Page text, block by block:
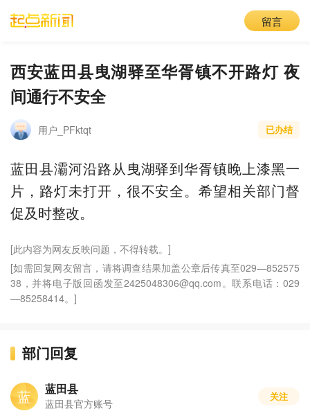
留言
西安蓝田县曳湖驿至华胥镇不开路灯 夜
间通行不安全
用户_PFktqt 已办结
蓝田县灞河沿路从曳湖驿到华胥镇晚上漆黑一
片，路灯未打开，很不安全。希望相关部门督
促及时整改。
[此内容为网友反映问题，不得转载。]
[如需回复网友留言，请将调查结果加盖公章后传真至029—852575
38，并将电子版回函发至2425048306@qq.com。联系电话：029
—85258414。]
部门回复
蓝 蓝田县
蓝田县官方账号
关注